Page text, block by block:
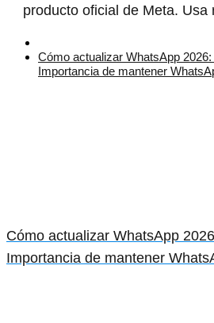
producto oficial de Meta. Usa
Cómo actualizar WhatsApp
Importancia de mantener
Cómo actualizar WhatsApp
Importancia de mantener